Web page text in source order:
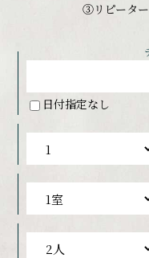
③リピータ
日付指定なし